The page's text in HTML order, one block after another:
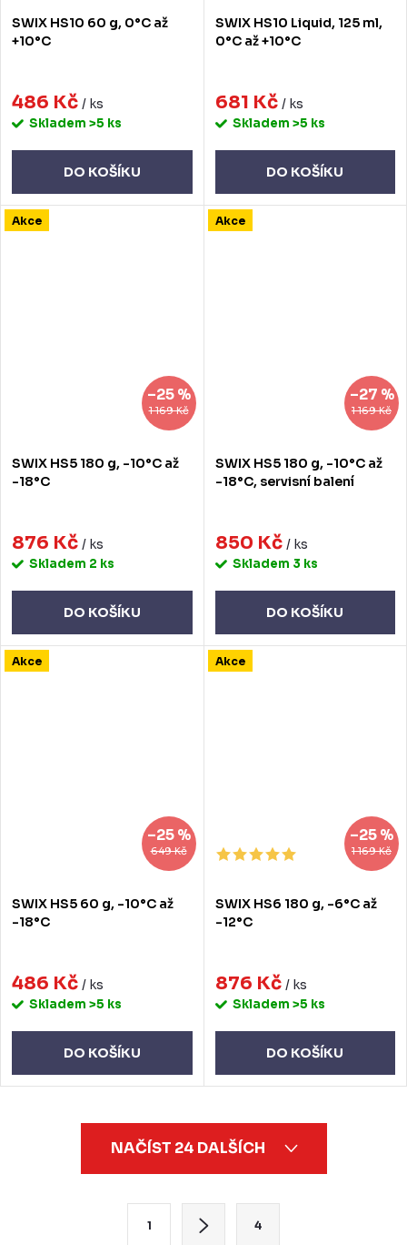
SWIX HS10 60 g, 0°C až
+10°C
486 Kč / ks
Skladem >5 ks
DO KOŠÍKU
SWIX HS10 Liquid, 125 ml,
0°C až +10°C
681 Kč / ks
Skladem >5 ks
DO KOŠÍKU
Akce
1 169 Kč
–25 %
SWIX HS5 180 g, -10°C až
-18°C
876 Kč / ks
Skladem 2 ks
DO KOŠÍKU
Akce
1 169 Kč
–27 %
SWIX HS5 180 g, -10°C až
-18°C, servisní balení
850 Kč / ks
Skladem 3 ks
DO KOŠÍKU
Akce
649 Kč
–25 %
SWIX HS5 60 g, -10°C až
-18°C
486 Kč / ks
Skladem >5 ks
DO KOŠÍKU
Akce
1 169 Kč
–25 %
SWIX HS6 180 g, -6°C až
-12°C
876 Kč / ks
Skladem >5 ks
DO KOŠÍKU
NAČÍST 24 DALŠÍCH
1 4